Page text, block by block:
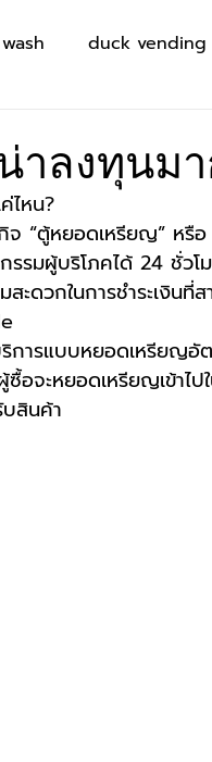
duck vending
าลงทุนมา
ไหน?
จ “ตู้หยอดเหรียญ” ห
รรมผู้บริโภคได้ 24 ชั่ว
ะดวกในการชำระเงิน
การแบบหยอดเหรียญอั
อจะหยอดเหรียญเข้าไ
สินค้า